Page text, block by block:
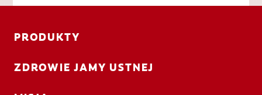
PRODUKTY
ZDROWIE JAMY USTNEJ